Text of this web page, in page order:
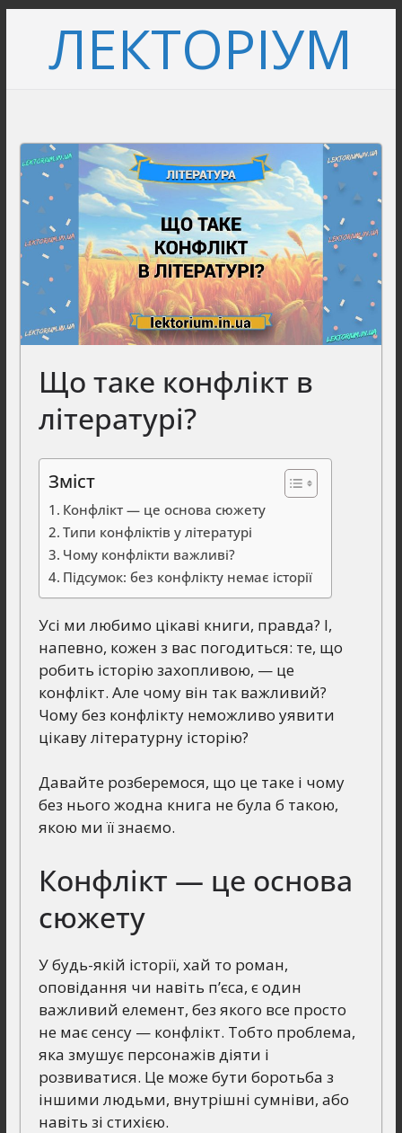
вмістуЛЕКТОРІУМ
Що таке конфлікт в
літературі?
Зміст
Конфлікт — це основа сюжету
Типи конфліктів у літературі
Чому конфлікти важливі?
Підсумок: без конфлікту немає історії
Усі ми любимо цікаві книги, правда? І,
напевно, кожен з вас погодиться: те, що
робить історію захопливою, — це
конфлікт. Але чому він так важливий?
Чому без конфлікту неможливо уявити
цікаву літературну історію?
Давайте розберемося, що це таке і чому
без нього жодна книга не була б такою,
якою ми її знаємо.
Конфлікт — це основа
сюжету
У будь-якій історії, хай то роман,
оповідання чи навіть п’єса, є один
важливий елемент, без якого все просто
не має сенсу — конфлікт. Тобто проблема,
яка змушує персонажів діяти і
розвиватися. Це може бути боротьба з
іншими людьми, внутрішні сумніви, або
навіть зі стихією.